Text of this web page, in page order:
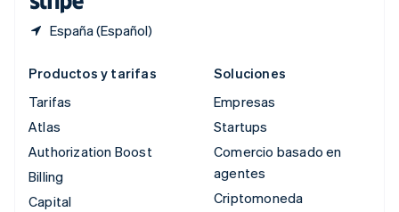
España (Español)
Productos y tarifas
Tarifas
Atlas
Authorization Boost
Billing
Capital
Soluciones
Empresas
Startups
Comercio basado en
agentes
Criptomoneda